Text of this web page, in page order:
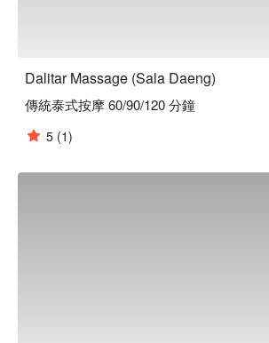
Dalitar Massage (Sala Daeng)
傳統泰式按摩 60/90/120 分鐘
5 (1)